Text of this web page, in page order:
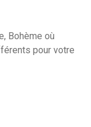
Bohème où
pour votre